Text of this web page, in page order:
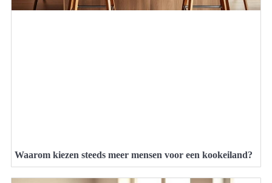
Waarom kiezen steeds meer mensen voor een kookeiland?